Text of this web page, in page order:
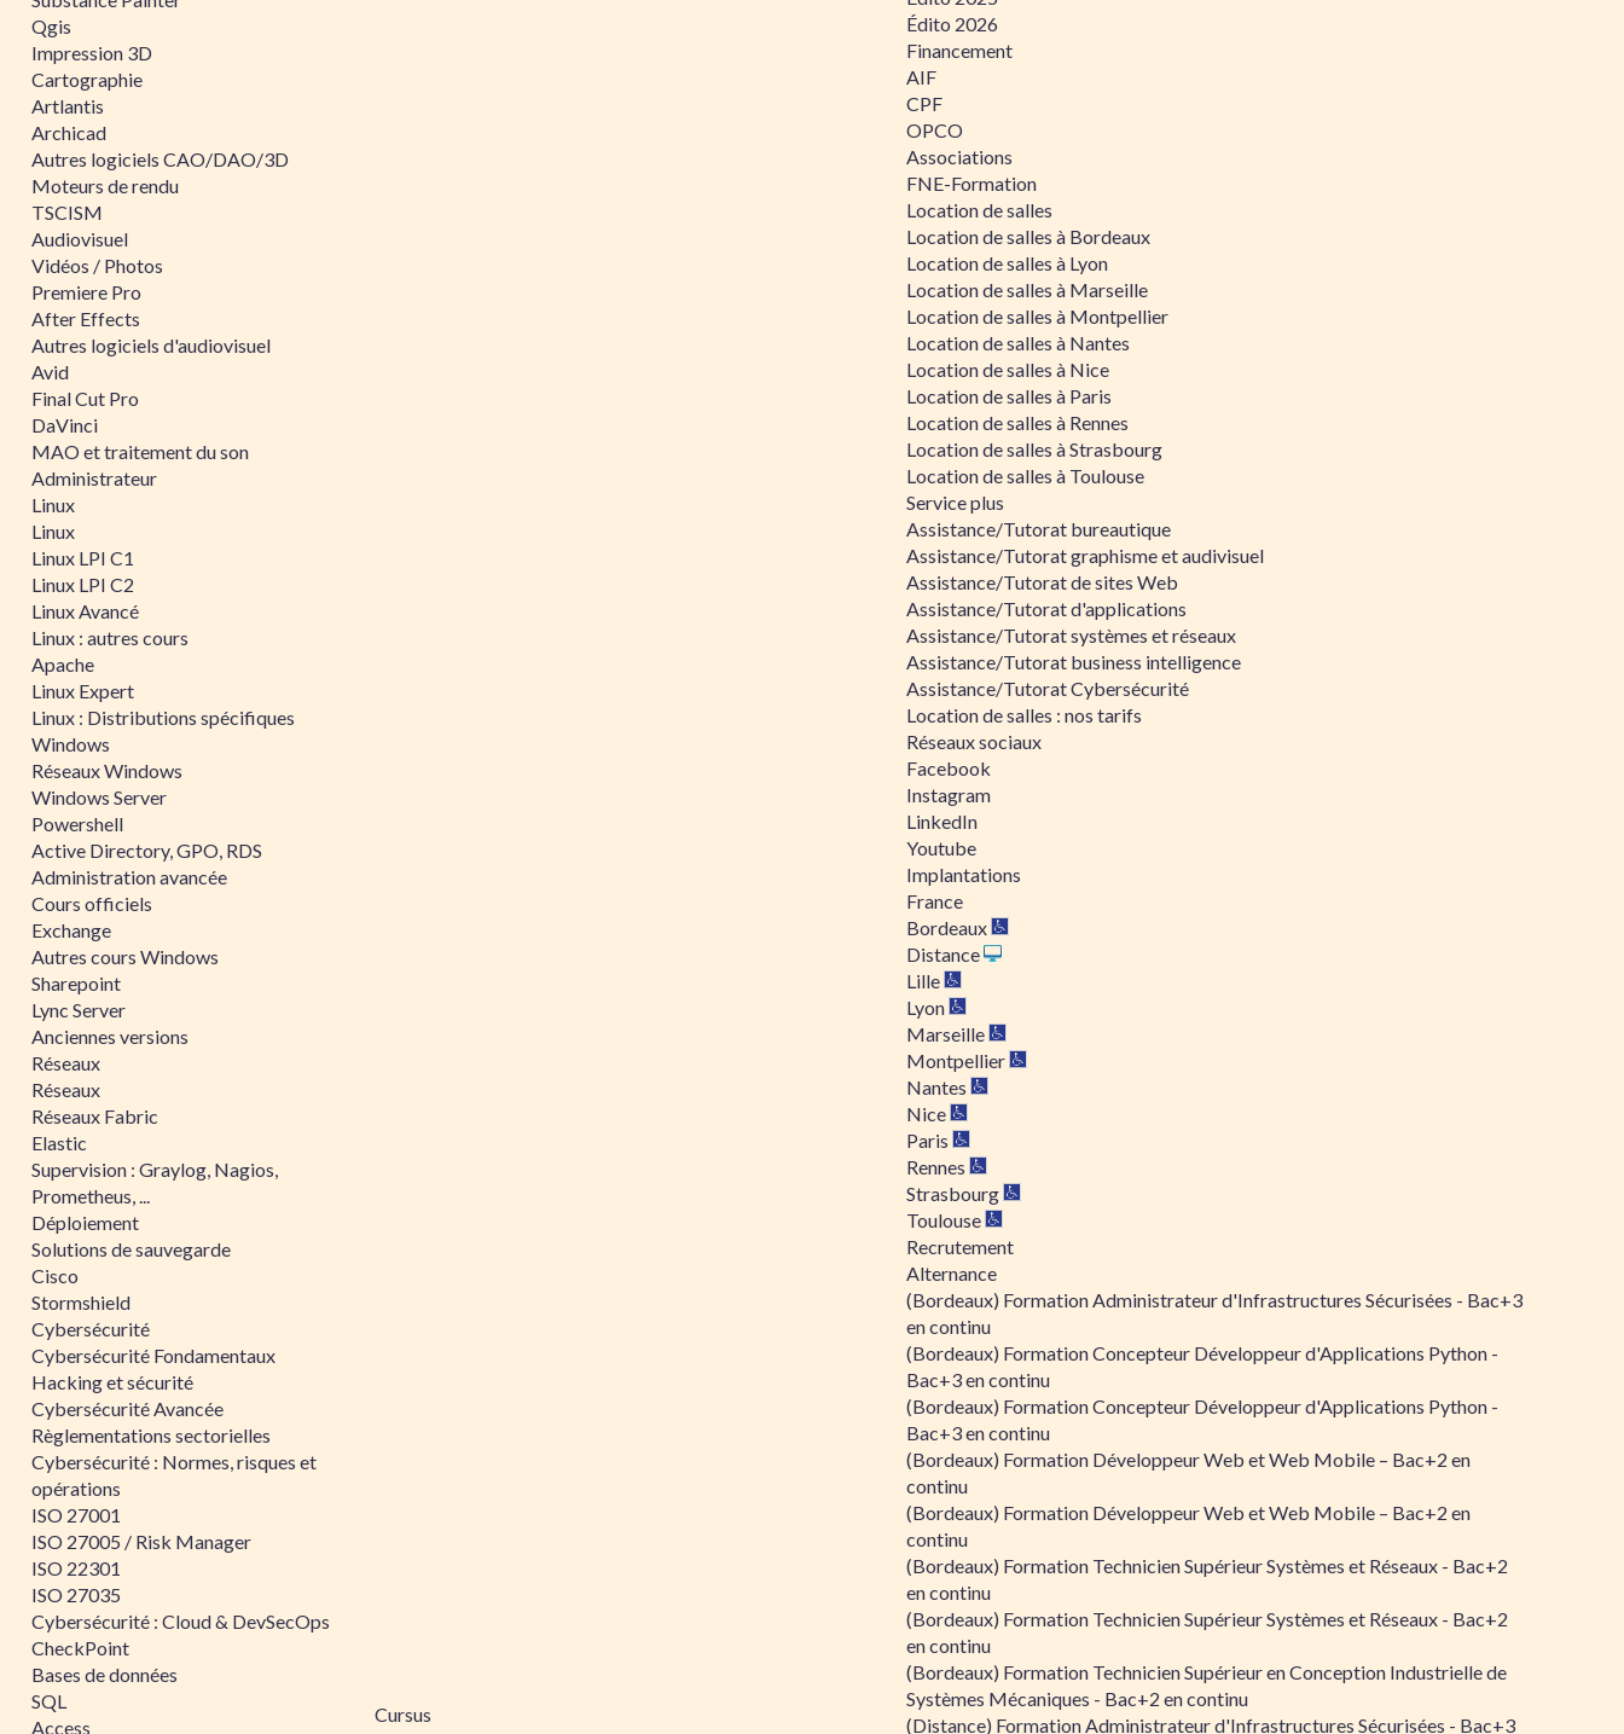
Qgis
Impression 3D
Cartographie
Artlantis
Archicad
Autres logiciels CAO/DAO/3D
Moteurs de rendu
TSCISM
Audiovisuel
Vidéos / Photos
Premiere Pro
After Effects
Autres logiciels d'audiovisuel
Avid
Final Cut Pro
DaVinci
MAO et traitement du son
Administrateur
Linux
Linux
Linux LPI C1
Linux LPI C2
Linux Avancé
Linux : autres cours
Apache
Linux Expert
Linux : Distributions spécifiques
Windows
Réseaux Windows
Windows Server
Powershell
Active Directory, GPO, RDS
Administration avancée
Cours officiels
Exchange
Autres cours Windows
Sharepoint
Lync Server
Anciennes versions
Réseaux
Réseaux
Réseaux Fabric
Elastic
Supervision : Graylog, Nagios,
Prometheus, ...
Déploiement
Solutions de sauvegarde
Cisco
Stormshield
Cybersécurité
Cybersécurité Fondamentaux
Hacking et sécurité
Cybersécurité Avancée
Règlementations sectorielles
Cybersécurité : Normes, risques et
opérations
ISO 27001
ISO 27005 / Risk Manager
ISO 22301
ISO 27035
Cybersécurité : Cloud & DevSecOps
CheckPoint
Bases de données
SQL
Access
Cursus
Édito 2026
Financement
AIF
CPF
OPCO
Associations
FNE-Formation
Location de salles
Location de salles à Bordeaux
Location de salles à Lyon
Location de salles à Marseille
Location de salles à Montpellier
Location de salles à Nantes
Location de salles à Nice
Location de salles à Paris
Location de salles à Rennes
Location de salles à Strasbourg
Location de salles à Toulouse
Service plus
Assistance/Tutorat bureautique
Assistance/Tutorat graphisme et audivisuel
Assistance/Tutorat de sites Web
Assistance/Tutorat d'applications
Assistance/Tutorat systèmes et réseaux
Assistance/Tutorat business intelligence
Assistance/Tutorat Cybersécurité
Location de salles : nos tarifs
Réseaux sociaux
Facebook
Instagram
LinkedIn
Youtube
Implantations
France
Bordeaux
Distance
Lille
Lyon
Marseille
Montpellier
Nantes
Nice
Paris
Rennes
Strasbourg
Toulouse
Recrutement
Alternance
(Bordeaux) Formation Administrateur d'Infrastructures Sécurisées - Bac+3
en continu
(Bordeaux) Formation Concepteur Développeur d'Applications Python -
Bac+3 en continu
(Bordeaux) Formation Concepteur Développeur d'Applications Python -
Bac+3 en continu
(Bordeaux) Formation Développeur Web et Web Mobile – Bac+2 en
continu
(Bordeaux) Formation Développeur Web et Web Mobile – Bac+2 en
continu
(Bordeaux) Formation Technicien Supérieur Systèmes et Réseaux - Bac+2
en continu
(Bordeaux) Formation Technicien Supérieur Systèmes et Réseaux - Bac+2
en continu
(Bordeaux) Formation Technicien Supérieur en Conception Industrielle de
Systèmes Mécaniques - Bac+2 en continu
(Distance) Formation Administrateur d'Infrastructures Sécurisées - Bac+3